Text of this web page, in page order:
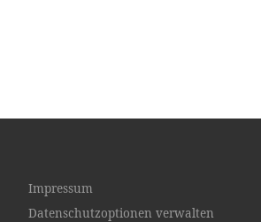
Impressum
Datenschutzoptionen verwalten